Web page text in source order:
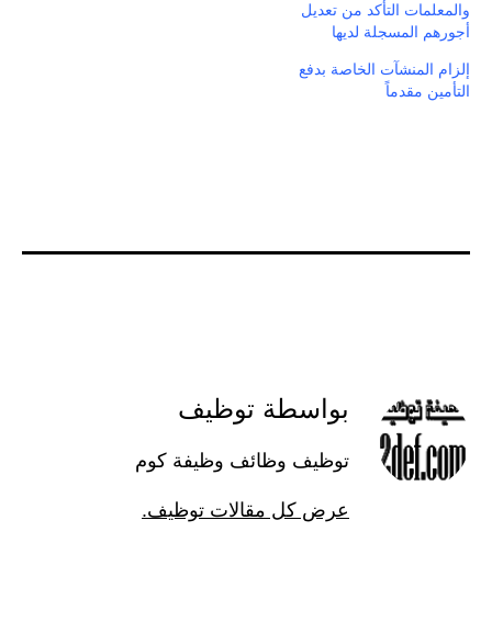
والمعلمات التأكد من تعديل
أجورهم المسجلة لديها
إلزام المنشآت الخاصة بدفع
التأمين مقدماً
بواسطة توظيف
توظيف وظائف وظيفة كوم
عرض كل مقالات توظيف.